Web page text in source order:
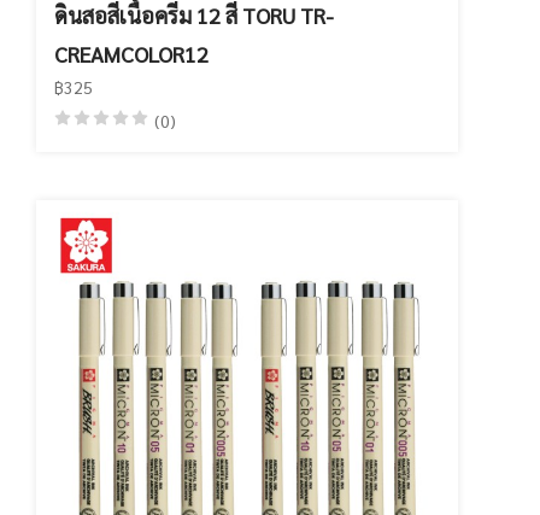
ดินสอสีเนื้อครีม 12 สี TORU TR-
CREAMCOLOR12
฿325
(0)